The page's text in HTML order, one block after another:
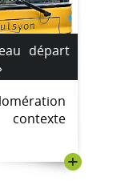
départ
+